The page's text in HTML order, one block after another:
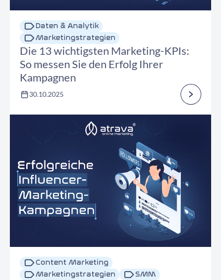
Daten & Analytik
Marketingstrategien
Die 13 wichtigsten Marketing-KPIs:
So messen Sie den Erfolg Ihrer
Kampagnen
30.10.2025
Content Marketing
Marketingstrategien
SMM